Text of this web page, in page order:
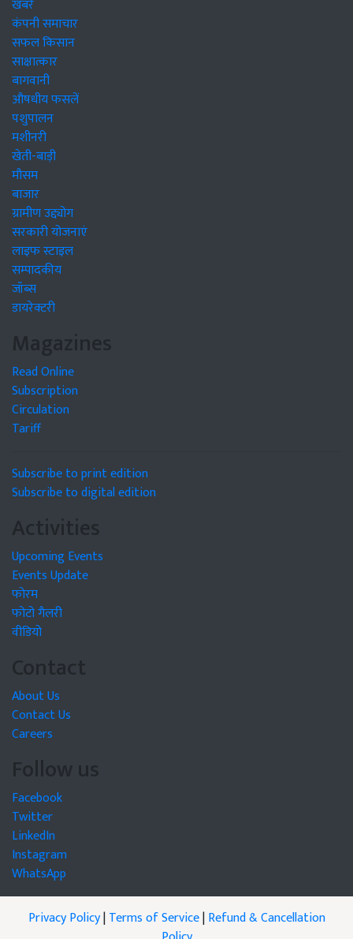
खबरें
कंपनी समाचार
सफल किसान
साक्षात्कार
बागवानी
औषधीय फसलें
पशुपालन
मशीनरी
खेती-बाड़ी
मौसम
बाजार
ग्रामीण उद्द्योग
सरकारी योजनाएं
लाइफ स्टाइल
सम्पादकीय
जॉब्स
डायरेक्टरी
Magazines
Read Online
Subscription
Circulation
Tariff
Subscribe to print edition
Subscribe to digital edition
Activities
Upcoming Events
Events Update
फोरम
फोटो गैलरी
वीडियो
Contact
About Us
Contact Us
Careers
Follow us
Facebook
Twitter
LinkedIn
Instagram
WhatsApp
Privacy Policy|Terms of Service|Refund & Cancellation